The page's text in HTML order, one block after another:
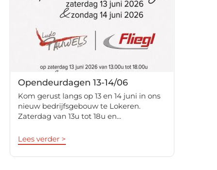
Opendeurdagen 13-14/06
Kom gerust langs op 13 en 14 juni in ons
nieuw bedrijfsgebouw te Lokeren.
Zaterdag van 13u tot 18u en...
Lees verder >